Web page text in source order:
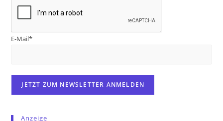
E-Mail*
Anzeige